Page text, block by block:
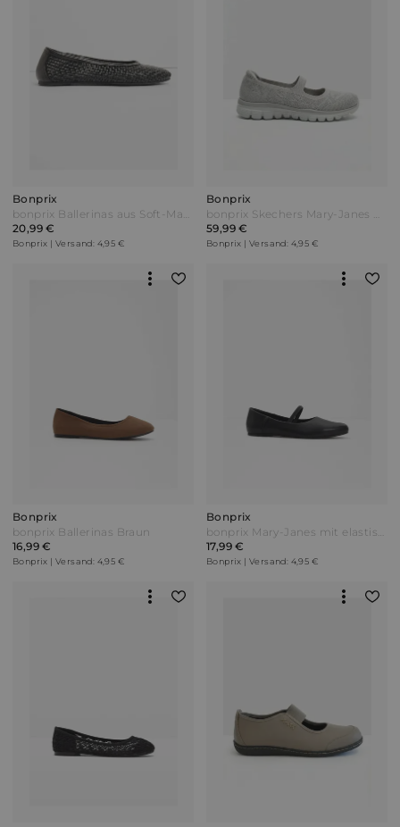
Bonprix
bonprix Ballerinas aus Soft-Material Schwarz
20,99 €
Bonprix | Versand: 4,95 €
Bonprix
bonprix Skechers Mary-Janes mit Memory Foam Braun
59,99 €
Bonprix | Versand: 4,95 €
Bonprix
bonprix Ballerinas Braun
16,99 €
Bonprix | Versand: 4,95 €
Bonprix
bonprix Mary-Janes mit elastischem Riemen Schwarz
17,99 €
Bonprix | Versand: 4,95 €